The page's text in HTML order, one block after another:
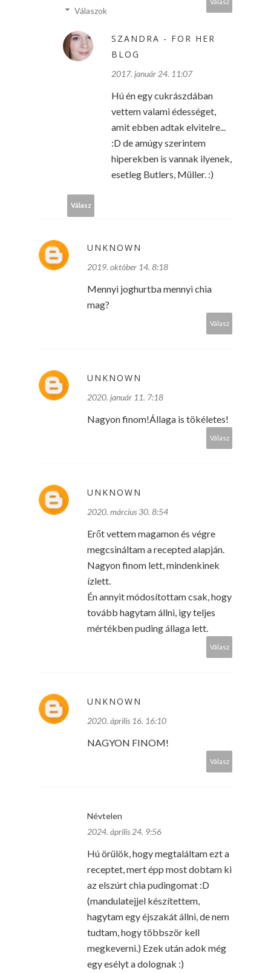
Válaszok
SZANDRA - FOR HER
BLOG
2017. január 24. 11:07
Hú én egy cukrászdában
vettem valami édességet,
amit ebben adtak elvitelre...
:D de amúgy szerintem
hiperekben is vannak ilyenek,
esetleg Butlers, Müller. :)
Válasz
UNKNOWN
2019. október 14. 8:18
Mennyi joghurtba mennyi chia
mag?
Válasz
UNKNOWN
2020. január 11. 7:18
Nagyon finom!Állaga is tökéletes!
Válasz
UNKNOWN
2020. március 30. 8:54
Erőt vettem magamon és végre
megcsináltam a recepted alapján.
Nagyon finom lett, mindenkinek
ízlett.
Én annyit módosítottam csak, hogy
tovább hagytam állni, igy teljes
mértékben puding állaga lett.
Válasz
UNKNOWN
2020. április 16. 16:10
NAGYON FINOM!
Válasz
Névtelen
2024. április 24. 9:56
Hú örülök, hogy megtaláltam ezt a
receptet, mert épp most dobtam ki
az elszúrt chia pudingomat :D
(mandulatejjel készítettem,
hagytam egy éjszakát állni, de nem
tudtam, hogy többször kell
megkeverni.) Ezek után adok még
egy esélyt a dolognak :)